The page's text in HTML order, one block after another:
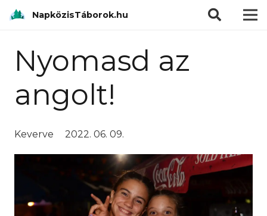
NapközisTáborok.hu
Nyomasd az
angolt!
Keverve 2022. 06. 09.